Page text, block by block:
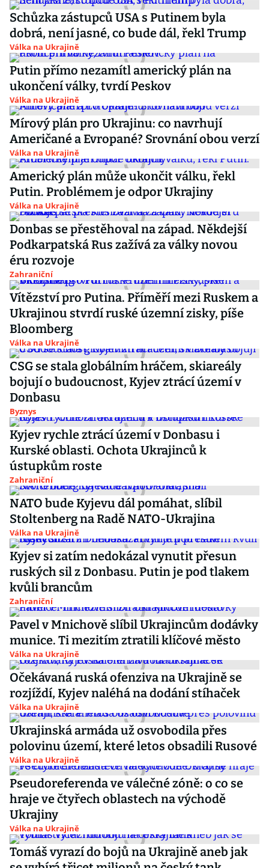
Schůzka zástupců USA s Putinem byla
dobrá, není jasné, co bude dál, řekl Trump
Válka na Ukrajině
Putin přímo nezamítl americký plán na
ukončení války, tvrdí Peskov
Válka na Ukrajině
Mírový plán pro Ukrajinu: co navrhují
Američané a Evropané? Srovnání obou verzí
Válka na Ukrajině
Americký plán může ukončit válku, řekl
Putin. Problémem je odpor Ukrajiny
Válka na Ukrajině
Donbas se přestěhoval na západ. Někdejší
Podkarpatská Rus zažívá za války novou
éru rozvoje
Zahraniční
Vítězství pro Putina. Příměří mezi Ruskem a
Ukrajinou stvrdí ruské územní zisky, píše
Bloomberg
Válka na Ukrajině
CSG se stala globálním hráčem, skiareály
bojují o budoucnost, Kyjev ztrácí území v
Donbasu
Byznys
Kyjev rychle ztrácí území v Donbasu i
Kurské oblasti. Ochota Ukrajinců k
ústupkům roste
Zahraniční
NATO bude Kyjevu dál pomáhat, slíbil
Stoltenberg na Radě NATO-Ukrajina
Válka na Ukrajině
Kyjev si zatím nedokázal vynutit přesun
ruských sil z Donbasu. Putin je pod tlakem
kvůli brancům
Zahraniční
Pavel v Mnichově slíbil Ukrajincům dodávky
munice. Ti mezitím ztratili klíčové město
Válka na Ukrajině
Očekávaná ruská ofenziva na Ukrajině se
rozjíždí, Kyjev naléhá na dodání stíhaček
Válka na Ukrajině
Ukrajinská armáda už osvobodila přes
polovinu území, které letos obsadili Rusové
Válka na Ukrajině
Pseudoreferenda ve válečné zóně: o co se
hraje ve čtyřech oblastech na východě
Ukrajiny
Válka na Ukrajině
Tomáš vyrazí do bojů na Ukrajině aneb jak